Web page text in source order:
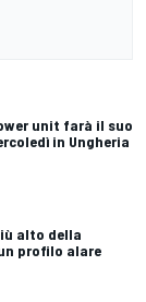
unit farà il suo
in Ungheria
alto della
profilo alare